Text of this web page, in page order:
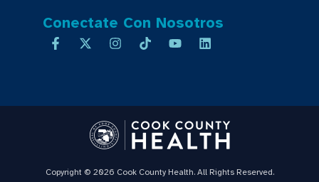
Conectate Con Nosotros
Copyright © 2026 Cook County Health. All Rights Reserved.